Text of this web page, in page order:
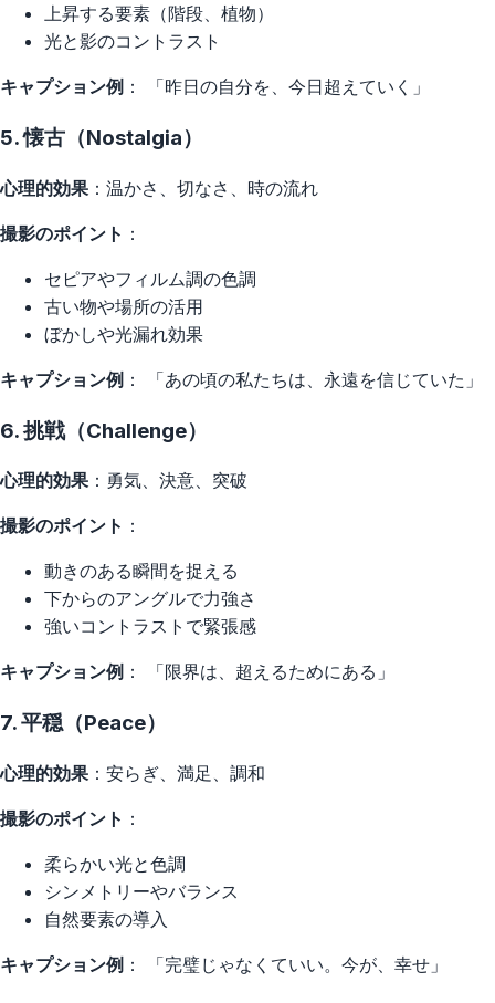
上昇する要素（階段、植物）
光と影のコントラスト
キャプション例 ： 「昨日の自分を、今日超えていく」
5. 懐古（Nostalgia）
心理的効果 ：温かさ、切なさ、時の流れ
撮影のポイント ：
セピアやフィルム調の色調
古い物や場所の活用
ぼかしや光漏れ効果
キャプション例 ： 「あの頃の私たちは、永遠を信じていた」
6. 挑戦（Challenge）
心理的効果 ：勇気、決意、突破
撮影のポイント ：
動きのある瞬間を捉える
下からのアングルで力強さ
強いコントラストで緊張感
キャプション例 ： 「限界は、超えるためにある」
7. 平穏（Peace）
心理的効果 ：安らぎ、満足、調和
撮影のポイント ：
柔らかい光と色調
シンメトリーやバランス
自然要素の導入
キャプション例 ： 「完璧じゃなくていい。今が、幸せ」